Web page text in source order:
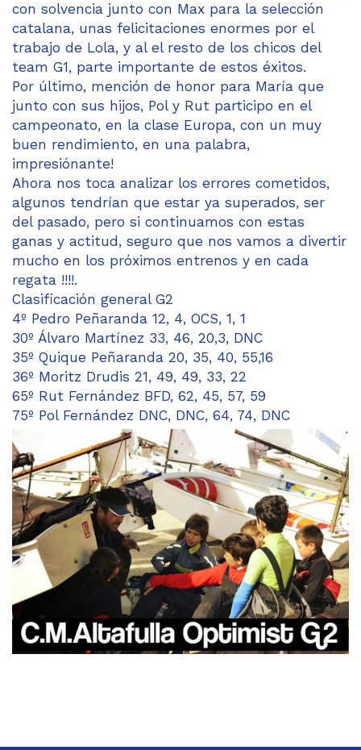
con solvencia junto con Max para la selección
catalana, unas felicitaciones enormes por el
trabajo de Lola, y al el resto de los chicos del
team G1, parte importante de estos éxitos.
Por último, mención de honor para María que
junto con sus hijos, Pol y Rut participo en el
campeonato, en la clase Europa, con un muy
buen rendimiento, en una palabra,
impresiónante!
Ahora nos toca analizar los errores cometidos,
algunos tendrían que estar ya superados, ser
del pasado, pero si continuamos con estas
ganas y actitud, seguro que nos vamos a divertir
mucho en los próximos entrenos y en cada
regata !!!!.
Clasificación general G2
4º Pedro Peñaranda 12, 4, OCS, 1, 1
30º Álvaro Martínez 33, 46, 20,3, DNC
35º Quique Peñaranda 20, 35, 40, 55,16
36º Moritz Drudis 21, 49, 49, 33, 22
65º Rut Fernández BFD, 62, 45, 57, 59
75º Pol Fernández DNC, DNC, 64, 74, DNC